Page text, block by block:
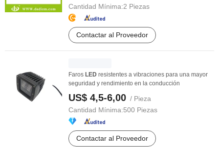
Cantidad Mínima:2 Piezas
Contactar al Proveedor
Faros LED resistentes a vibraciones para una mayor
seguridad y rendimiento en la conducción
US$ 4,5-6,00 / Pieza
Cantidad Mínima:500 Piezas
Contactar al Proveedor